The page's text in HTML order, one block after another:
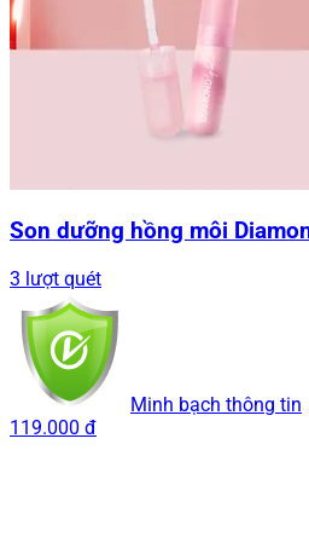
Son dưỡng hồng môi
3 lượt quét
Minh bạch thông tin
119.000 đ